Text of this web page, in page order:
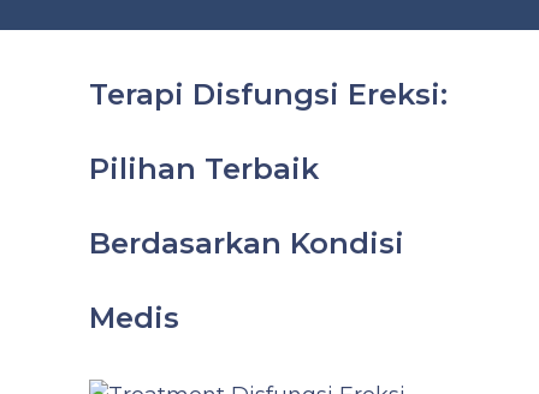
Terapi Disfungsi Ereksi:
Pilihan Terbaik
Berdasarkan Kondisi
Medis